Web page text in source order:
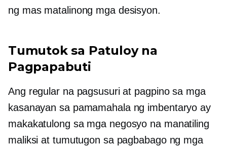
ng mas matalinong mga desisyon.
Tumutok sa Patuloy na
Pagpapabuti
Ang regular na pagsusuri at pagpino sa mga
kasanayan sa pamamahala ng imbentaryo ay
makakatulong sa mga negosyo na manatiling
maliksi at tumutugon sa pagbabago ng mga